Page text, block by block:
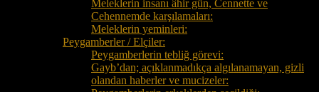
Meleklerin insanı âhir gün, Cennette ve
Cehennemde karşılamaları:
Meleklerin yeminleri:
Peygamberler / Elçiler:
Peygamberlerin tebliğ görevi:
Gayb’dan; açıklanmadıkça algılanamayan, gizli
olandan haberler ve mucizeler: